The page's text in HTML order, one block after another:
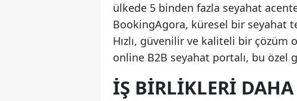
ülkede 5 binden fazla seyahat
BookingAgora, küresel bir seyahat
Hızlı, güvenilir ve kaliteli bir çözüm
online B2B seyahat portalı, bu özel
İŞ BIRLIKLERI